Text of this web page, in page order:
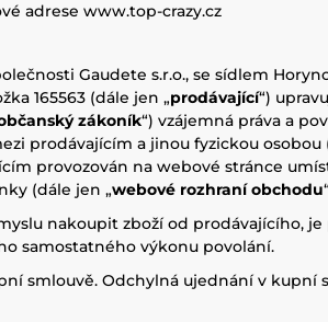
adrese www.top-crazy.cz
Gaudete s.r.o., se sídlem
165563 (dále jen „prodávající“)
zákoník“) vzájemná práva a
prodávajícím a jinou fyzickou osobou
provozován na webové stránce
(dále jen „webové rozhraní obchodu
nakoupit zboží od prodávajícího,
samostatného výkonu povolání.
smlouvě. Odchylná ujednání v